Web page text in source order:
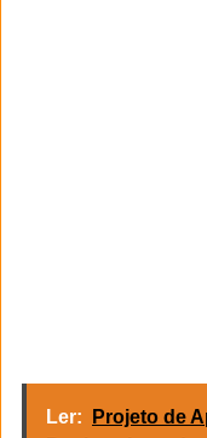
Ler:
Projeto de